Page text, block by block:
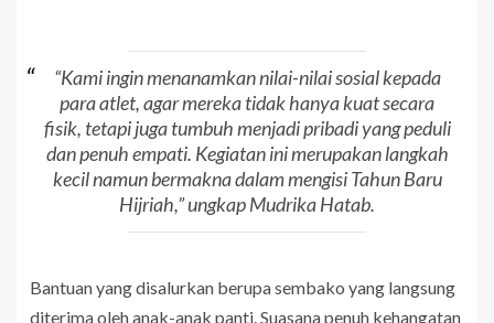
“Kami ingin menanamkan nilai-nilai sosial kepada
para atlet, agar mereka tidak hanya kuat secara
fisik, tetapi juga tumbuh menjadi pribadi yang peduli
dan penuh empati. Kegiatan ini merupakan langkah
kecil namun bermakna dalam mengisi Tahun Baru
Hijriah,” ungkap Mudrika Hatab.
Bantuan yang disalurkan berupa sembako yang langsung
diterima oleh anak-anak panti. Suasana penuh kehangatan